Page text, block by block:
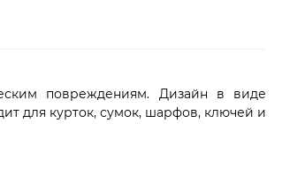
повреждениям. Дизайн в виде
для курток, сумок, шарфов, ключей и